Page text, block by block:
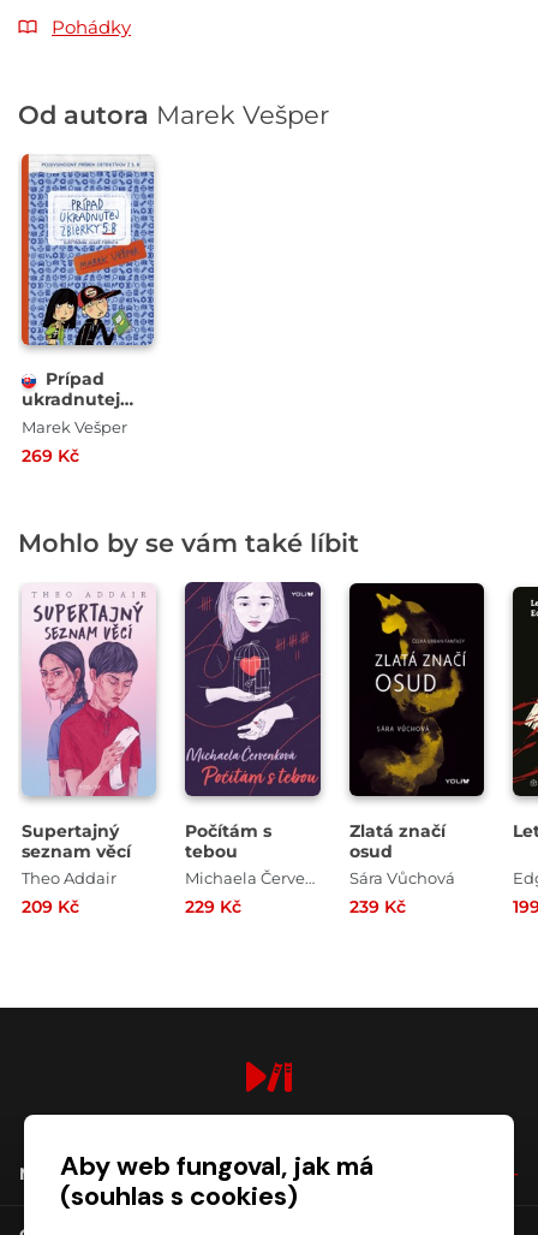
Pohádky
Od autora Marek Vešper
Prípad
ukradnutej
zbierky 5. B
Marek Vešper
269 Kč
Mohlo by se vám také líbit
Supertajný
seznam věcí
Theo Addair
209 Kč
Počítám s
tebou
Michaela Červenková
229 Kč
Zlatá značí
osud
Sára Vůchová
239 Kč
NÁKUPAby web fungoval, jak má
(souhlas s cookies)